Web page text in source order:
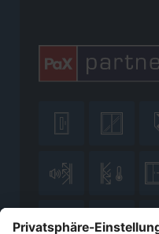
 
 
 